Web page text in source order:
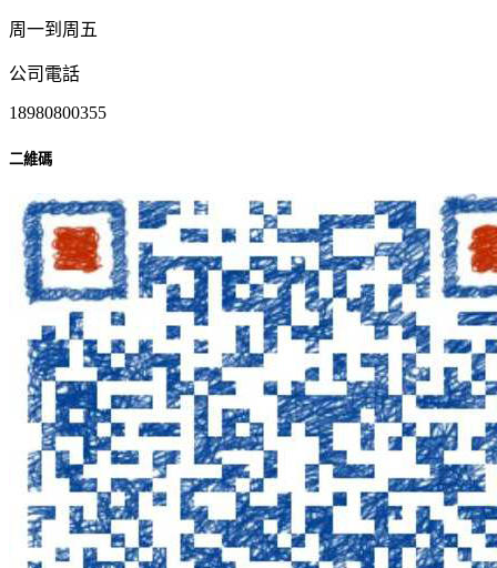
周一到周五
公司電話
18980800355
二維碼